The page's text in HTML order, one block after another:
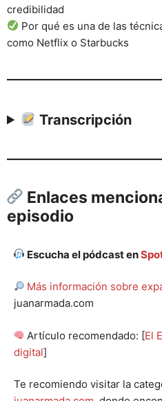
credibilidad
Por qué es una de las
como Netflix o Starbucks
Transcripción
Enlaces
episodio
Escucha el pódcast en
Más información sobre
juanarmada.com
Artículo recomendado: [El
digital]
Te recomiendo visitar la